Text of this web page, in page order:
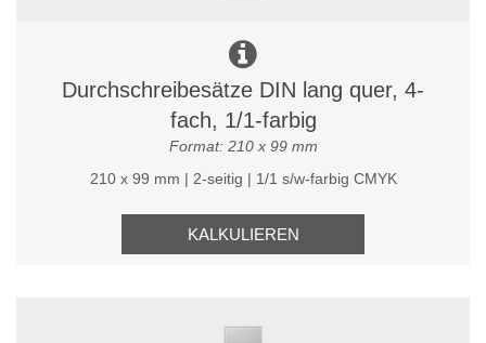
Durchschreibesätze DIN lang quer, 4-
fach, 1/1-farbig
Format: 210 x 99 mm
210 x 99 mm | 2-seitig | 1/1 s/w-farbig CMYK
KALKULIEREN